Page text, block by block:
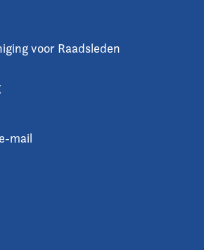
voor Raadsleden
mail